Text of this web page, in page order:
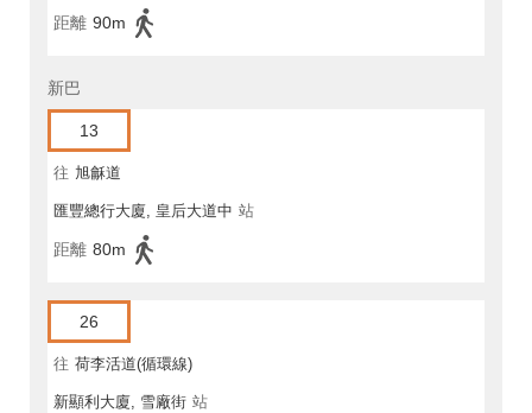
距離 90m
新巴
13
往 旭龢道
匯豐總行大廈, 皇后大道中 站
距離 80m
26
往 荷李活道(循環線)
新顯利大廈, 雪廠街 站